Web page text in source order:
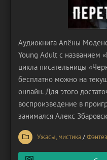
Аудиокнига Алёны
Young Adult с названием
цикла писательницы
бесплатно можно на
онлайн. Для этого
воспроизведение в
занимался Алекс
Кашина, переживает
Она бросает престижный
мечты стать художницей,
Ужасы, мистика/